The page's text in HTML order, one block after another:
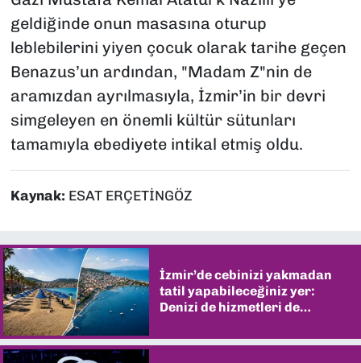
geldiğinde onun masasına oturup
leblebilerini yiyen çocuk olarak tarihe geçen
Benazus’un ardından, "Madam Z"nin de
aramızdan ayrılmasıyla, İzmir’in bir devri
simgeleyen en önemli kültür sütunları
tamamıyla ebediyete intikal etmiş oldu.
Kaynak: ESAT ERÇETİNGÖZ
İzmir’de cebinizi yakmadan
tatil yapabileceğiniz yer:
Denizi de hizmetleri de